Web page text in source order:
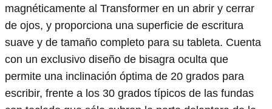
magnéticamente al Transformer en un abrir y cerrar
de ojos, y proporciona una superficie de escritura
suave y de tamaño completo para su tableta. Cuenta
con un exclusivo diseño de bisagra oculta que
permite una inclinación óptima de 20 grados para
escribir, frente a los 30 grados típicos de las fundas